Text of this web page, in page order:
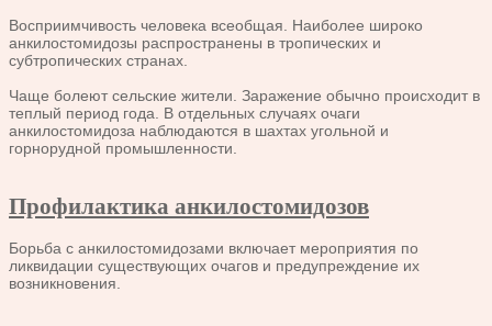
Восприимчивость человека всеобщая. Наиболее широко
анкилостомидозы распространены в тропических и
субтропических странах.
Чаще болеют сельские жители. Заражение обычно происходит в
теплый период года. В отдельных случаях очаги
анкилостомидоза наблюдаются в шахтах угольной и
горнорудной промышленности.
Профилактика анкилостомидозов
Борьба с анкилостомидозами включает мероприятия по
ликвидации существующих очагов и предупреждение их
возникновения.